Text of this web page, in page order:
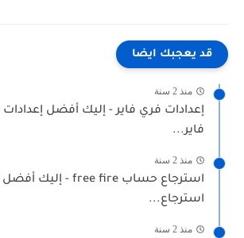
قد يعجبك ايضا
منذ 2 سنة
إعدادات فري فاير - إليك أفضل
فاير...
منذ 2 سنة
استرجاع...
منذ 2 سنة